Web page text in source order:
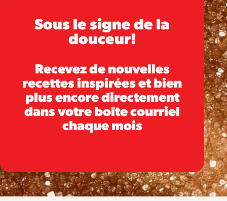
Sous le signe de la
douceur!
Recevez de nouvelles
recettes inspirées et bien
plus encore directement
dans votre boîte courriel
chaque mois